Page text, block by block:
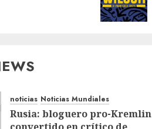
noticias Noticias Mundiales
Rusia: bloguero pro-Kremlin